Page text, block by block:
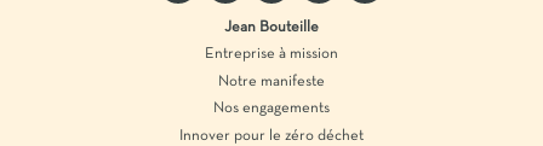
Jean Bouteille
Entreprise à mission
Notre manifeste
Nos engagements
Innover pour le zéro déchet